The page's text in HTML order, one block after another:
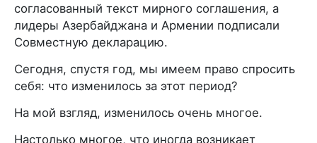
согласованный текст мирного соглашения, а
лидеры Азербайджана и Армении подписали
Совместную декларацию.
Сегодня, спустя год, мы имеем право спросить
себя: что изменилось за этот период?
На мой взгляд, изменилось очень многое.
Настолько многое, что иногда возникает